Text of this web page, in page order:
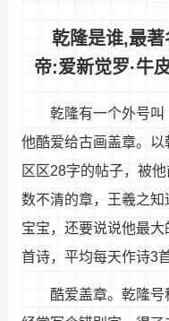
乾隆是谁,最
帝:爱新觉罗·牛
乾隆有一个外号叫
他酷爱给古画盖章。以
区区28字的帖子，被
数不清的章，王羲之
宝宝，还要说说他最
首诗，平均每天作诗3首
酷爱盖章。乾隆